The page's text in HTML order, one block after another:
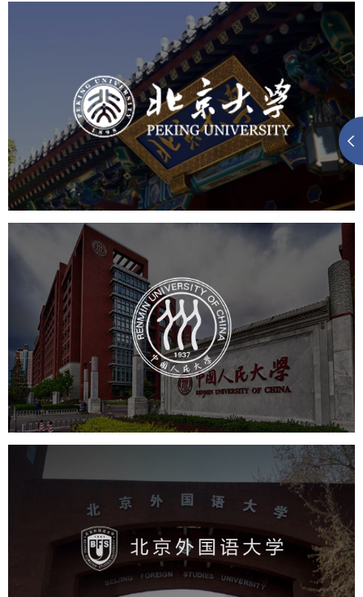
北京大学
培训教育 高校 大学网站建设
高校网站建设
学校网站建设
教育网站建设
中国人民大学
培训教育 高校 大学网站建设
高校网站建设
学校网站建设
教育网站建设
北京外国语大学
高校 学校网站建设
教育网站建设